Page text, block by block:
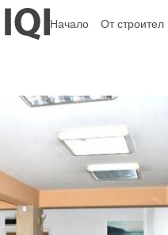
Начало От строител